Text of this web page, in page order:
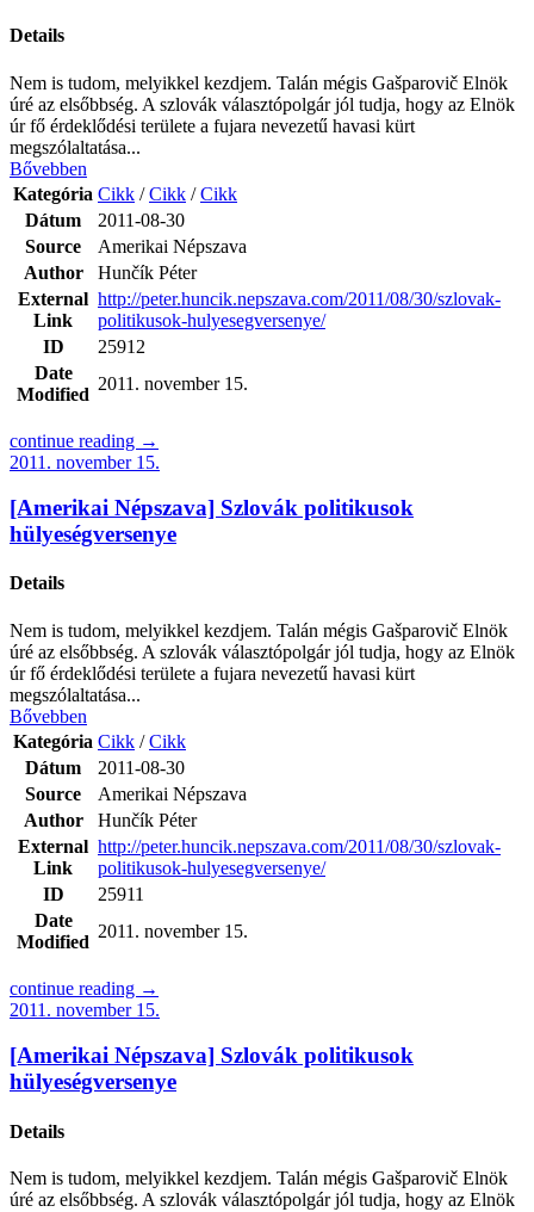
Details
Nem is tudom, melyikkel kezdjem. Talán mégis Gašparovič Elnök
úré az elsőbbség. A szlovák választópolgár jól tudja, hogy az Elnök
úr fő érdeklődési területe a fujara nevezetű havasi kürt
megszólaltatása...
Bővebben
Kategória Cikk /Cikk /Cikk
Dátum
2011-08-30
Source
Amerikai Népszava
Author
Hunčík Péter
External
Link
http://peter.huncik.nepszava.com/2011/08/30/szlovak-
politikusok-hulyesegversenye/
ID
25912
Date
Modified
2011. november 15.
continue reading →
2011. november 15.
[Amerikai Népszava] Szlovák politikusok
hülyeségversenye
Details
Nem is tudom, melyikkel kezdjem. Talán mégis Gašparovič Elnök
úré az elsőbbség. A szlovák választópolgár jól tudja, hogy az Elnök
úr fő érdeklődési területe a fujara nevezetű havasi kürt
megszólaltatása...
Bővebben
Kategória Cikk /Cikk
Dátum
2011-08-30
Source
Amerikai Népszava
Author
Hunčík Péter
External
Link
http://peter.huncik.nepszava.com/2011/08/30/szlovak-
politikusok-hulyesegversenye/
ID
25911
Date
Modified
2011. november 15.
continue reading →
2011. november 15.
[Amerikai Népszava] Szlovák politikusok
hülyeségversenye
Details
Nem is tudom, melyikkel kezdjem. Talán mégis Gašparovič Elnök
úré az elsőbbség. A szlovák választópolgár jól tudja, hogy az Elnök